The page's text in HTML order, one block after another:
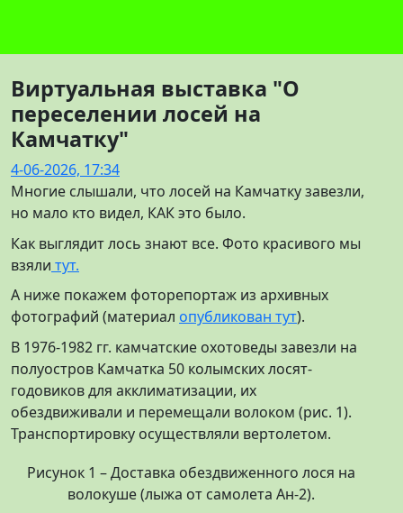
Виртуальная выставка "О
переселении лосей на
Камчатку"
4-06-2026, 17:34
Многие слышали, что лосей на Камчатку завезли,
но мало кто видел, КАК это было.
Как выглядит лось знают все. Фото красивого мы
взяли тут.
А ниже покажем фоторепортаж из архивных
фотографий (материал опубликован тут).
В 1976-1982 гг. камчатские охотоведы завезли на
полуостров Камчатка 50 колымских лосят-
годовиков для акклиматизации, их
обездвиживали и перемещали волоком (рис. 1).
Транспортировку осуществляли вертолетом.
Рисунок 1 – Доставка обездвиженного лося на
волокуше (лыжа от самолета Ан-2).